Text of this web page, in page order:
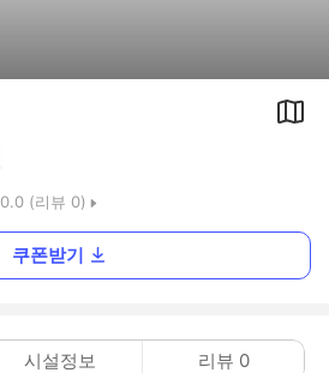
0.0 (리뷰 0)
쿠폰받기
시설정보 리뷰 0